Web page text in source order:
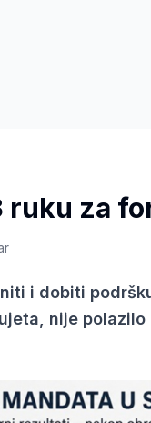
ruku za
i dobiti
nije polazilo